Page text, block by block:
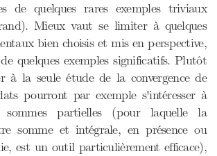
de quelques rares exemples triviaux
Mieux vaut se limiter à quelques
bien choisis et mis en perspective,
quelques exemples significatifs. Plutôt
à la seule étude de la convergence de
pourront par exemple s'intéresser à
partielles (pour laquelle la
somme et intégrale, en présence ou
est un outil particulièrement efficace),